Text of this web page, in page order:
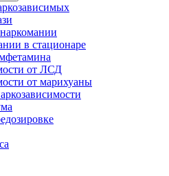
в стационаре
от ЛСД
от марихуаны